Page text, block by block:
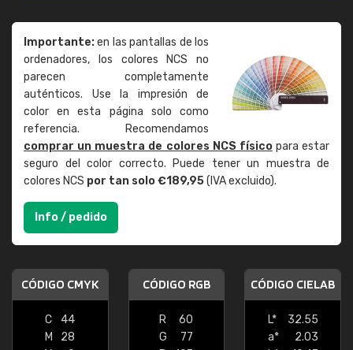
Importante:en las pantallas de los
ordenadores, los colores NCS no
parecen completamente
auténticos. Use la impresión de
color en esta página solo como
referencia. Recomendamos
comprar un muestra de colores NCS físicopara estar
seguro del color correcto. Puede tener un muestra de
colores NCS por tan solo €189,95(IVA excluido).
Info / pedido
CÓDIGO CMYK
C
44
M
28
CÓDIGO RGB
R
60
G
77
CÓDIGO CIELAB
L*
32.55
a*
2.03